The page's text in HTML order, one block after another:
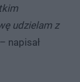
udzielam z
napisał